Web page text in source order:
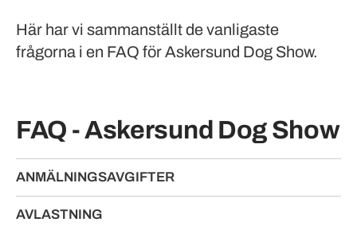
Här har vi sammanställt de vanligaste
frågorna i en FAQ för Askersund Dog Show.
FAQ - Askersund Dog Show
ANMÄLNINGSAVGIFTER
AVLASTNING